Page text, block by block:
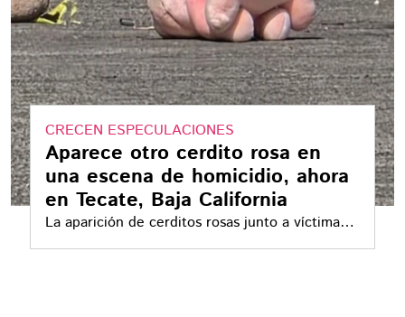
CRECEN ESPECULACIONES
Aparece otro cerdito rosa en
una escena de homicidio, ahora
en Tecate, Baja California
La aparición de cerditos rosas junto a víctimas
de homicidio comenzó en Culiacán y ahora se